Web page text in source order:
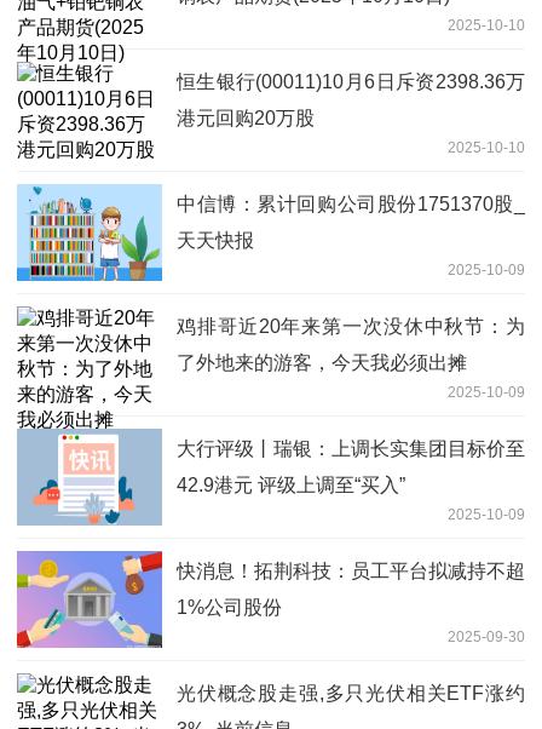
2025-10-10
恒生银行(00011)10月6日斥资2398.36万
港元回购20万股
2025-10-10
中信博：累计回购公司股份1751370股_
天天快报
2025-10-09
鸡排哥近20年来第一次没休中秋节：为
了外地来的游客，今天我必须出摊
2025-10-09
大行评级丨瑞银：上调长实集团目标价至
42.9港元 评级上调至“买入”
2025-10-09
快消息！拓荆科技：员工平台拟减持不超
1%公司股份
2025-09-30
光伏概念股走强,多只光伏相关ETF涨约